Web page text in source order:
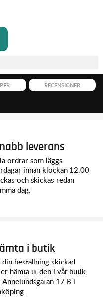
RECENSIONER
leverans
ordrar som läggs
innan klockan 12.00
och skickas redan
dag.
i butik
din beställning skickad
hämta ut den i vår butik
Annelundsgatan 17 B i